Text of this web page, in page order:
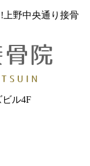
野中央通り接骨
ビル4F